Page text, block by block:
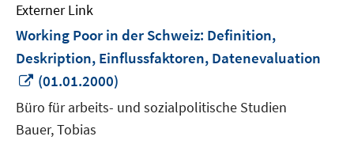
Externer Link
Working Poor in der Schweiz: Definition,
Deskription, Einflussfaktoren, Datenevaluation
In
neuem
Fenster
öffnen
(01.01.2000)
Büro für arbeits- und sozialpolitische Studien
Bauer, Tobias